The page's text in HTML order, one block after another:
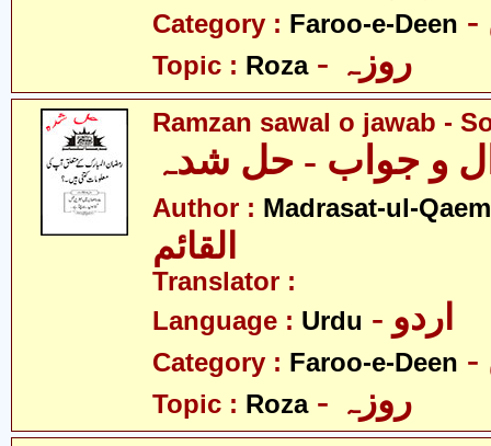
Category : Faroo-e-Deen
Topic : Roza - روزہ
Ramzan sawal o jawab -
و جواب - حل شدہ
Author : Madrasat-ul-
القائم
Translator :
Language : Urdu - اردو
Category : Faroo-e-Deen
Topic : Roza - روزہ